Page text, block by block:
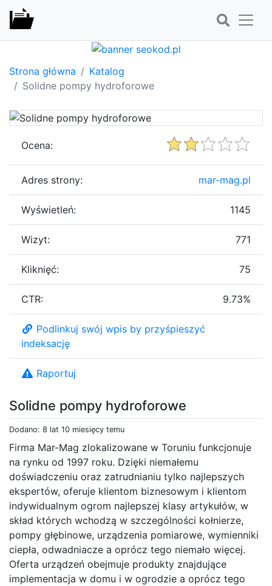
Strona główna
Katalog
Solidne pompy hydroforowe
Solidne pompy hydroforowe
Dodano: 8 lat 10 miesięcy temu
Firma Mar-Mag zlokalizowane w Toruniu funkcjonuje
na rynku od 1997 roku. Dzięki niemałemu
doświadczeniu oraz zatrudnianiu tylko najlepszych
ekspertów, oferuje klientom biznesowym i klientom
indywidualnym ogrom najlepszej klasy artykułów, w
skład których wchodzą w szczególności kołnierze,
pompy głębinowe, urządzenia pomiarowe, wymienniki
ciepła, odwadniacze a oprócz tego niemało więcej.
Oferta urządzeń obejmuje produkty znajdujące
implementacja w domu i w ogrodzie a oprócz tego
Ocena:
Adres strony: mar-mag.pl
Wyświetleń: 1145
Wizyt: 771
Kliknięć: 75
CTR: 9.73%
Podlinkuj swój wpis by przyśpieszyć
indeksację
Raportuj